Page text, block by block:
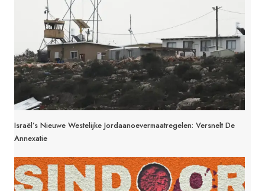
Israël’s Nieuwe Westelijke Jordaanoevermaatregelen: Versnelt De
Annexatie